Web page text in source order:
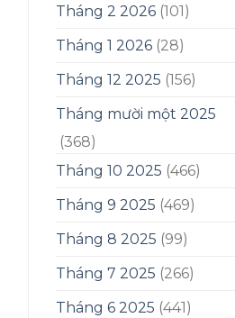
Tháng 2 2026(101)
Tháng 1 2026(28)
Tháng 12 2025 (156)
Tháng mười một 2025
(368)
Tháng 10 2025 (466)
Tháng 9 2025 (469)
Tháng 8 2025 (99)
Tháng 7 2025 (266)
Tháng 6 2025 (441)